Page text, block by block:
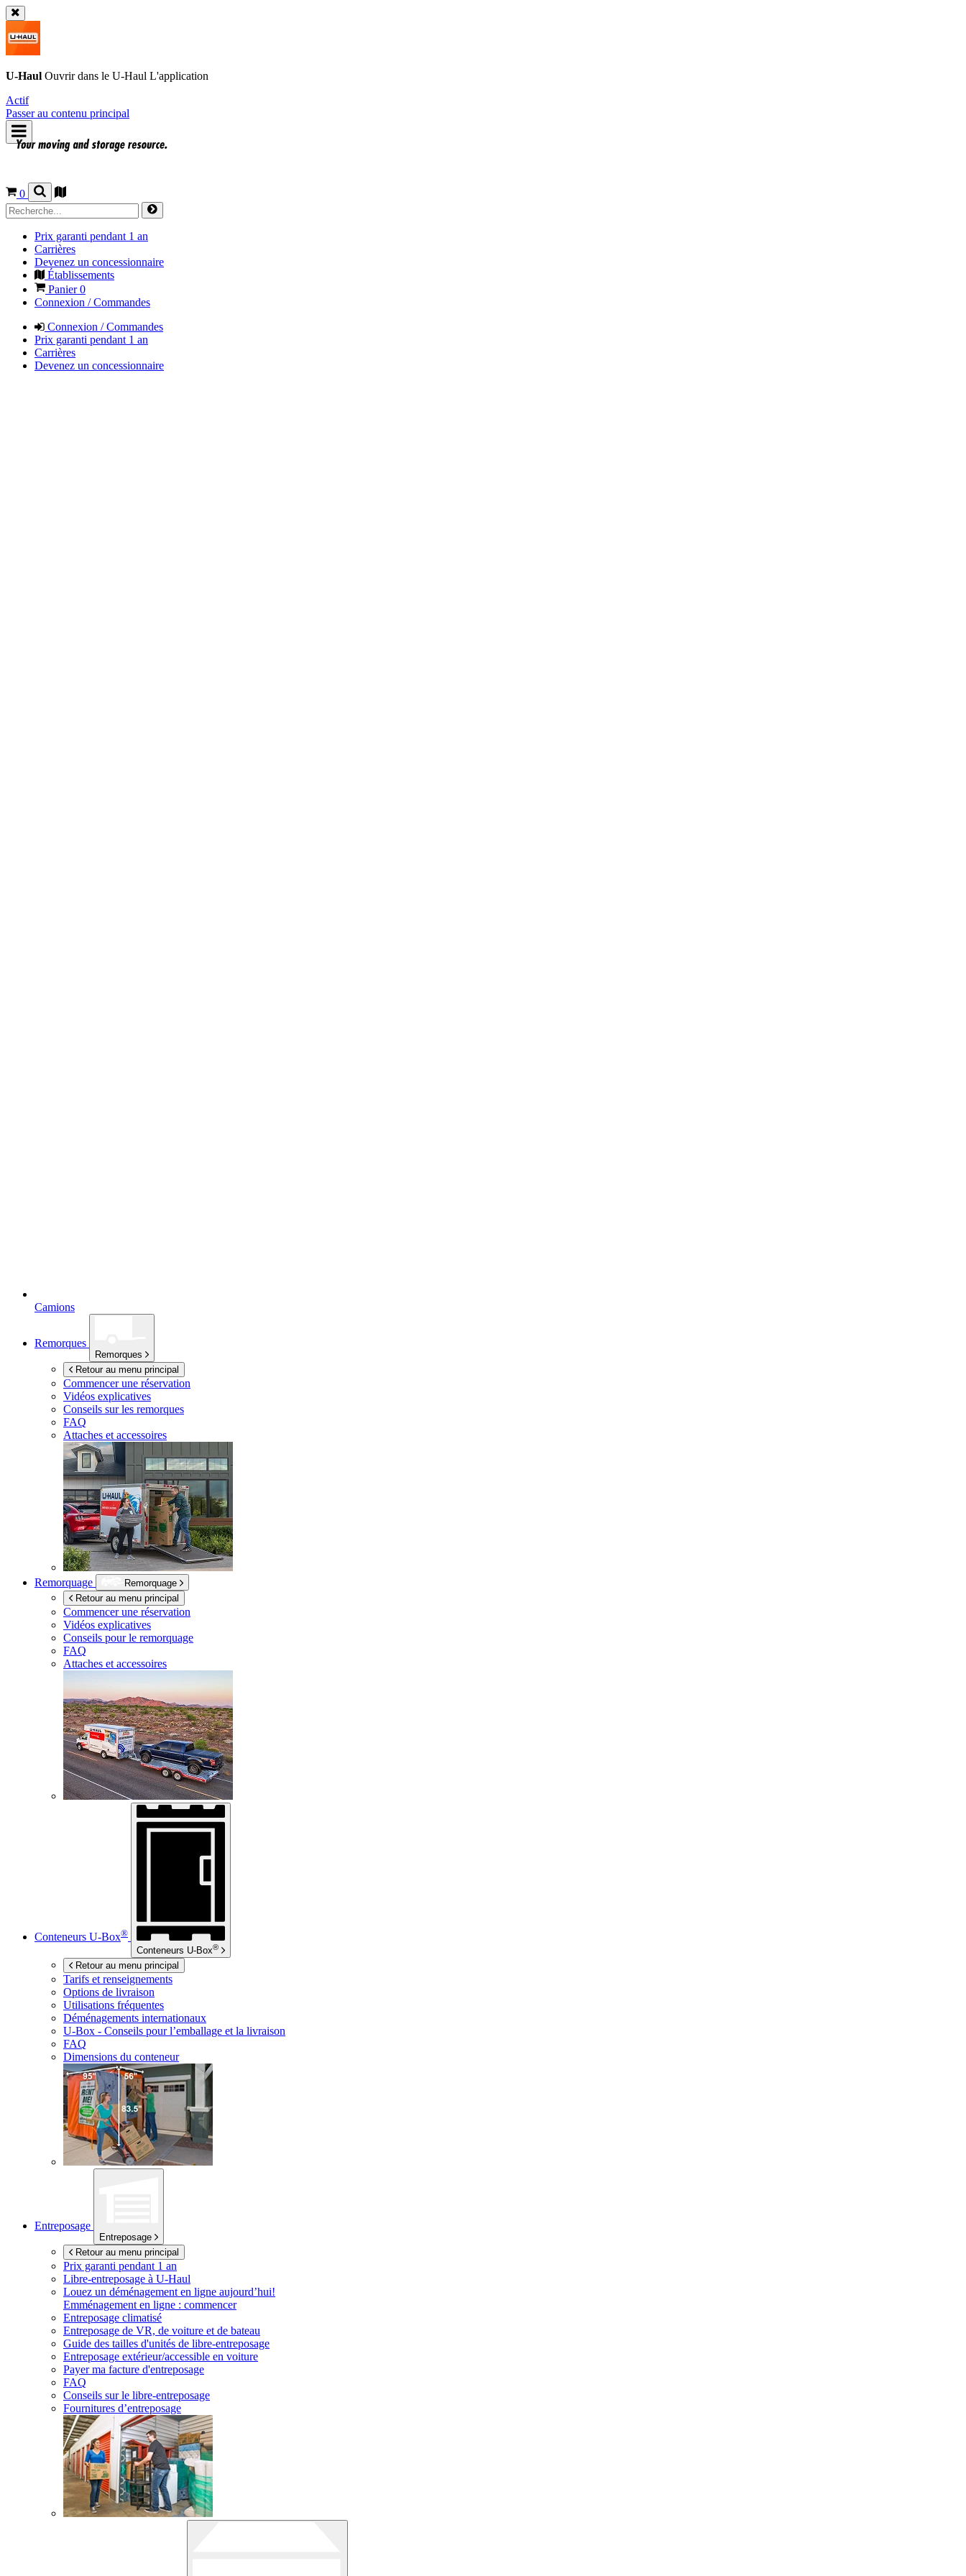
U-Haul Ouvrir dans le U-Haul L'application
Actif
Passer au contenu principal
0
Prix garanti pendant 1 an
Carrières
Devenez un concessionnaire
Établissements
Panier0
Connexion / Commandes
Connexion / Commandes
Prix garanti pendant 1 an
Carrières
Devenez un concessionnaire
Camions
Remorques
Remorques
Retour au menu principal
Commencer une réservation
Vidéos explicatives
Conseils sur les remorques
FAQ
Attaches et accessoires
Remorquage
Remorquage
Retour au menu principal
Commencer une réservation
Vidéos explicatives
Conseils pour le remorquage
FAQ
Attaches et accessoires
Conteneurs U-Box®
Conteneurs U-Box®
Retour au menu principal
Tarifs et renseignements
Options de livraison
Utilisations fréquentes
Déménagements internationaux
U-Box - Conseils pour l’emballage et la livraison
FAQ
Dimensions du conteneur
Entreposage
Entreposage
Retour au menu principal
Prix garanti pendant 1 an
Libre-entreposage à U-Haul
Louez un déménagement en ligne aujourd’hui!
Emménagement en ligne : commencer
Entreposage climatisé
Entreposage de VR, de voiture et de bateau
Guide des tailles d'unités de libre-entreposage
Entreposage extérieur/accessible en voiture
Payer ma facture d'entreposage
FAQ
Conseils sur le libre-entreposage
Fournitures d’entreposage